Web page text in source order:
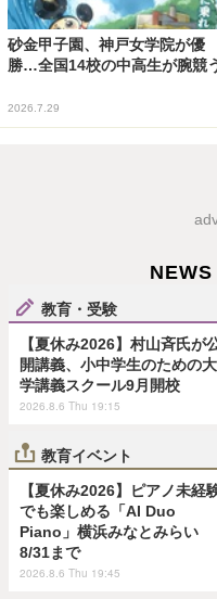
砂金甲子園、神戸女学院が優
勝…全国14校の中高生が腕競
2026.7.29
教育・受験
【夏休み2026】村山斉氏が
開講義、小中学生のための大
学講義スクール9月開校
2026.8.6 Thu 19:15
教育イベント
【夏休み2026】ピアノ未経
でも楽しめる「AI Duo
Piano」横浜みなとみらい
8/31まで
2026.8.6 Thu 19:45